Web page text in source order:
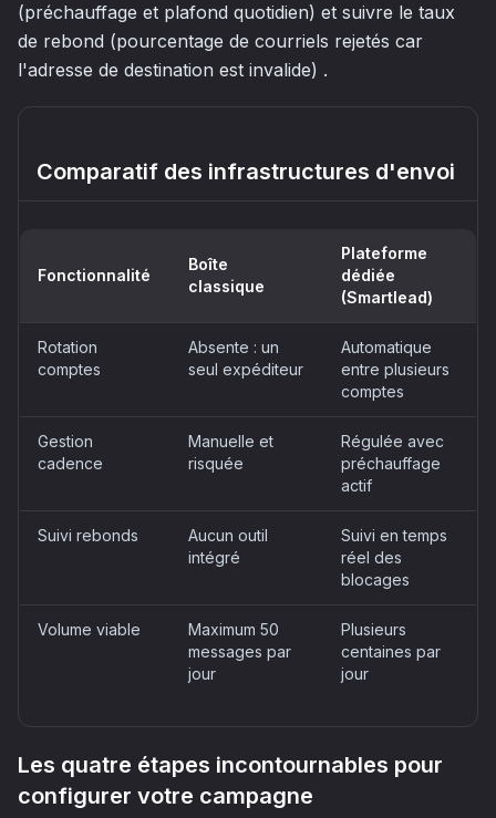
(préchauffage et plafond quotidien) et suivre le taux
de rebond (pourcentage de courriels rejetés car
l'adresse de destination est invalide) .
Comparatif des infrastructures d'envoi
Fonctionnalité
Boîte
classique
Plateforme
dédiée
(Smartlead)
Rotation
comptes
Absente : un
seul expéditeur
Automatique
entre plusieurs
comptes
Gestion
cadence
Manuelle et
risquée
Régulée avec
préchauffage
actif
Suivi rebonds
Aucun outil
intégré
Suivi en temps
réel des
blocages
Volume viable
Maximum 50
messages par
jour
Plusieurs
centaines par
jour
Les quatre étapes incontournables pour
configurer votre campagne